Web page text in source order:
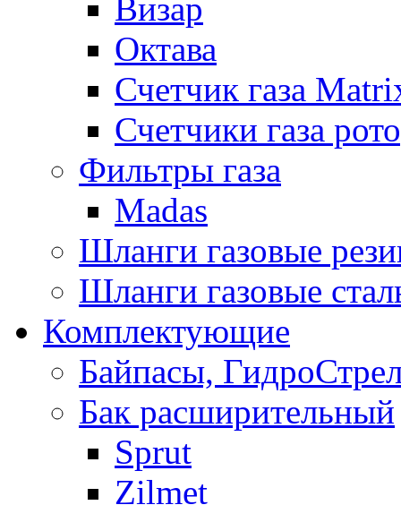
Визар
Октава
Счетчик газа
Счетчики газа
Фильтры газа
Madas
Шланги газовые
Шланги газовые
Комплектующие
Байпасы,
Бак расширительный
Sprut
Zilmet